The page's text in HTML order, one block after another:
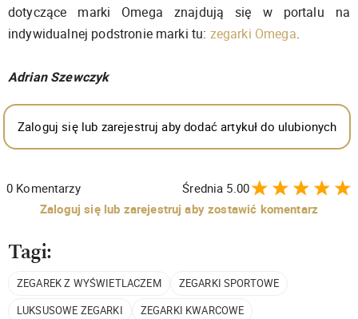
dotyczące marki Omega znajdują się w portalu na
indywidualnej podstronie marki tu: zegarki Omega.
Adrian Szewczyk
Zaloguj się lub zarejestruj aby dodać artykuł do ulubionych
0 Komentarzy Średnia 5.00
Zaloguj się lub zarejestruj aby zostawić komentarz
Tagi:
ZEGAREK Z WYŚWIETLACZEM
ZEGARKI SPORTOWE
LUKSUSOWE ZEGARKI
ZEGARKI KWARCOWE